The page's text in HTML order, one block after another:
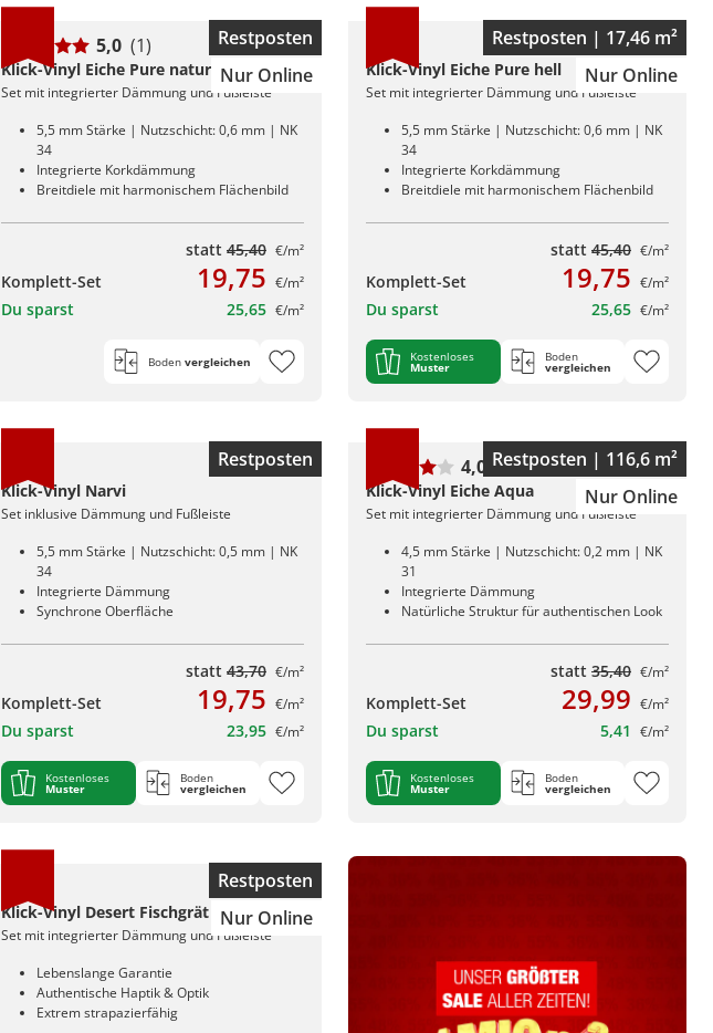
Restposten
Nur Online
5,0 (1)
Klick-Vinyl Eiche Pure natur
Set mit integrierter Dämmung und Fußleiste
5,5 mm Stärke | Nutzschicht: 0,6 mm | NK
34
Integrierte Korkdämmung
Breitdiele mit harmonischem Flächenbild
statt 45,40 €/m²
Komplett-Set 19,75 €/m²
Du sparst 25,65 €/m²
Boden vergleichen
Restposten | 17,46 m²
Nur Online
Klick-Vinyl Eiche Pure hell
Set mit integrierter Dämmung und Fußleiste
5,5 mm Stärke | Nutzschicht: 0,6 mm | NK
34
Integrierte Korkdämmung
Breitdiele mit harmonischem Flächenbild
statt 45,40 €/m²
Komplett-Set 19,75 €/m²
Du sparst 25,65 €/m²
Kostenloses
Muster
Boden
vergleichen
Restposten
Klick-Vinyl Narvi
Set inklusive Dämmung und Fußleiste
5,5 mm Stärke | Nutzschicht: 0,5 mm | NK
34
Integrierte Dämmung
Synchrone Oberfläche
statt 43,70 €/m²
Komplett-Set 19,75 €/m²
Du sparst 23,95 €/m²
Kostenloses
Muster
Boden
vergleichen
Restposten | 116,6 m²
Nur Online
4,0 (1)
Klick-Vinyl Eiche Aqua
Set mit integrierter Dämmung und Fußleiste
4,5 mm Stärke | Nutzschicht: 0,2 mm | NK
31
Integrierte Dämmung
Natürliche Struktur für authentischen Look
statt 35,40 €/m²
Komplett-Set 29,99 €/m²
Du sparst 5,41 €/m²
Kostenloses
Muster
Boden
vergleichen
Restposten
Nur Online
Klick-Vinyl Desert Fischgrät
Set mit integrierter Dämmung und Fußleiste
Lebenslange Garantie
Authentische Haptik & Optik
Extrem strapazierfähig